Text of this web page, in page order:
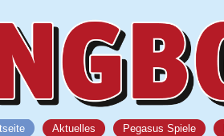
Aktuelles Pegasus Spiele